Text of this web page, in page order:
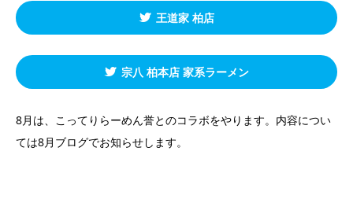
王道家 柏店
宗八 柏本店 家系ラーメン
8月は、こってりらーめん誉とのコラボをやります。内容につい
ては8月ブログでお知らせします。